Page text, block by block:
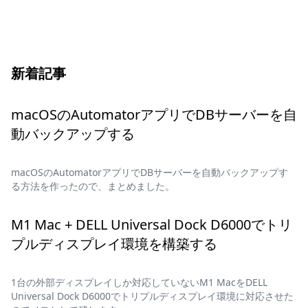
新着記事
macOSのAutomatorアプリでDBサーバーを自
動バックアップする
macOSのAutomatorアプリでDBサーバーを自動バックアップす
る方法を作ったので、まとめました。
M1 Mac + DELL Universal Dock D6000でトリ
プルディスプレイ環境を構築する
1台の外部ディスプレイしか対応していないM1 MacをDELL
Universal Dock D6000でトリプルディスプレイ環境に対応させた